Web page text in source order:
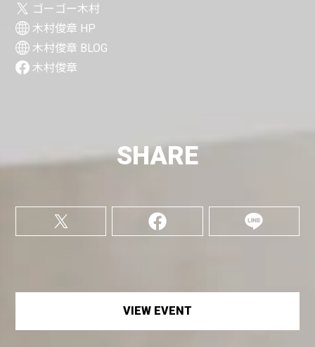
ゴーゴー木村
木村俊章 HP
木村俊章 BLOG
木村俊章
SHARE
VIEW EVENT